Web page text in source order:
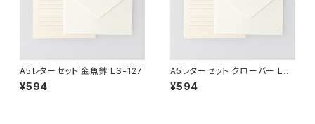
A5レターセット 金魚鉢 LS-127
¥594
A5レターセット クローバー LS-
144
¥594